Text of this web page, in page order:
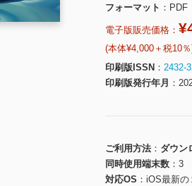
フォーマット
PDF
電子版販売価格：
(本体¥4,000＋税10
印刷版ISSN
2432-
印刷版発行年月
ご利用方法
ダウン
同時使用端末数
3
対応OS
iOS最新の